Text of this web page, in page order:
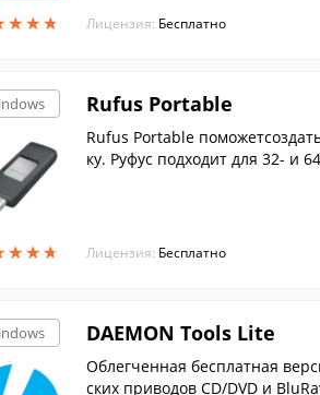
★★★
★★★ Лицензия: Бесплатно
★★★
★★★
Rufus Portable
Rufus Portable
ку. Руфус подходит для 32- и
Лицензия: Бесплатно
DAEMON Tools Lite
Облегченная бесплатная
ских приводов CD/DVD и